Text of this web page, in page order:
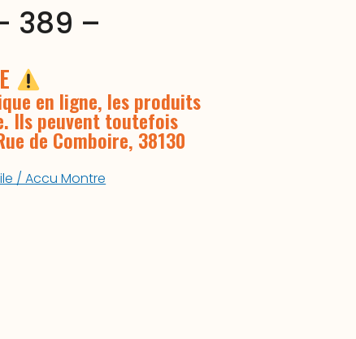
389 –
en ligne, les produits
Ils peuvent toutefois
de Comboire, 38130
/ Accu Montre